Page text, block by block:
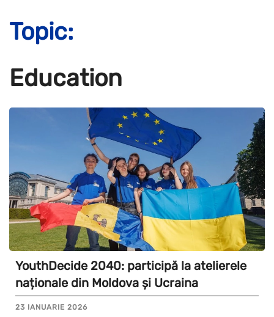
Topic:
Education
YouthDecide 2040: participă la atelierele
naționale din Moldova și Ucraina
23 IANUARIE 2026